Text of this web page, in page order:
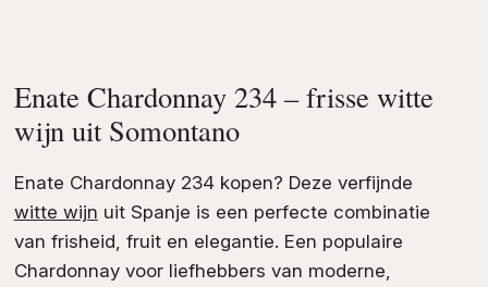
Enate Chardonnay 234 – frisse witte
wijn uit Somontano
Enate Chardonnay 234 kopen? Deze verfijnde
witte wijn uit Spanje is een perfecte combinatie
van frisheid, fruit en elegantie. Een populaire
Chardonnay voor liefhebbers van moderne,